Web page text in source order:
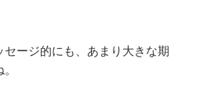
ージ的にも、あまり大きな期